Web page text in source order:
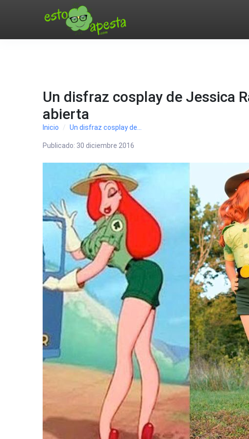
Un disfraz cosplay de Jessica
abierta
Inicio Un disfraz cosplay de...
Publicado: 30 diciembre 2016